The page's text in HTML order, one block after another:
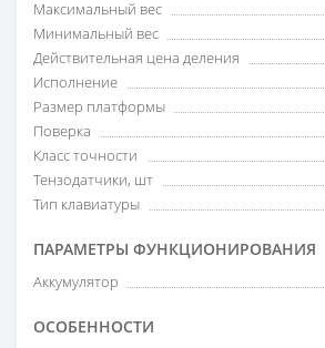
Максимальный вес
Минимальный вес
Действительная цена деления
Исполнение
Размер платформы
Поверка
Класс точности
Тензодатчики, шт
Тип клавиатуры
ПАРАМЕТРЫ ФУНКЦИОНИРОВАНИЯ
Аккумулятор
ОСОБЕННОСТИ